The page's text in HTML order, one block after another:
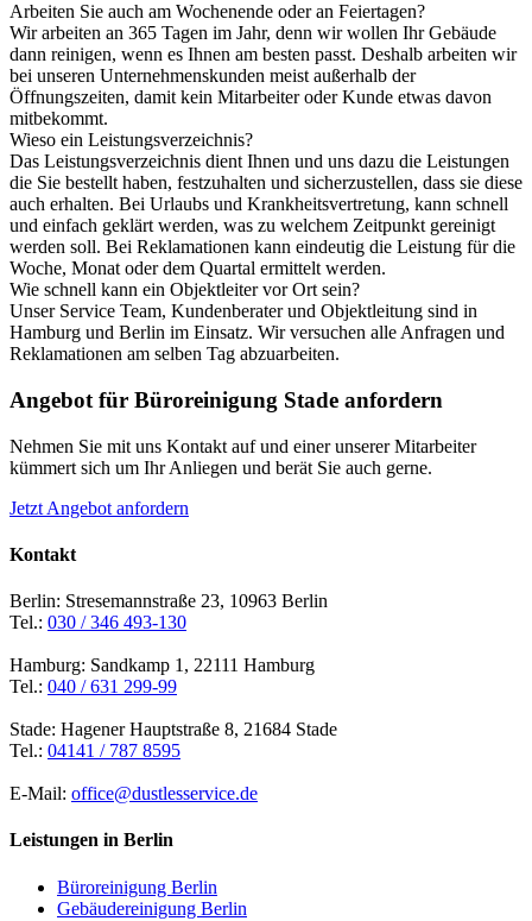
Arbeiten Sie auch am Wochenende oder an Feiertagen?
Wir arbeiten an 365 Tagen im Jahr, denn wir wollen Ihr Gebäude
dann reinigen, wenn es Ihnen am besten passt. Deshalb arbeiten wir
bei unseren Unternehmenskunden meist außerhalb der
Öffnungszeiten, damit kein Mitarbeiter oder Kunde etwas davon
mitbekommt.
Wieso ein Leistungsverzeichnis?
Das Leistungsverzeichnis dient Ihnen und uns dazu die Leistungen
die Sie bestellt haben, festzuhalten und sicherzustellen, dass sie diese
auch erhalten. Bei Urlaubs und Krankheitsvertretung, kann schnell
und einfach geklärt werden, was zu welchem Zeitpunkt gereinigt
werden soll. Bei Reklamationen kann eindeutig die Leistung für die
Woche, Monat oder dem Quartal ermittelt werden.
Wie schnell kann ein Objektleiter vor Ort sein?
Unser Service Team, Kundenberater und Objektleitung sind in
Hamburg und Berlin im Einsatz. Wir versuchen alle Anfragen und
Reklamationen am selben Tag abzuarbeiten.
Angebot für Büroreinigung Stade anfordern
Nehmen Sie mit uns Kontakt auf und einer unserer Mitarbeiter
kümmert sich um Ihr Anliegen und berät Sie auch gerne.
Jetzt Angebot anfordern
Kontakt
Berlin: Stresemannstraße 23, 10963 Berlin
Tel.: 030 / 346 493-130
Hamburg: Sandkamp 1, 22111 Hamburg
Tel.: 040 / 631 299-99
Stade: Hagener Hauptstraße 8, 21684 Stade
Tel.: 04141 / 787 8595
E-Mail: office@dustlesservice.de
Leistungen in Berlin
Büroreinigung Berlin
Gebäudereinigung Berlin